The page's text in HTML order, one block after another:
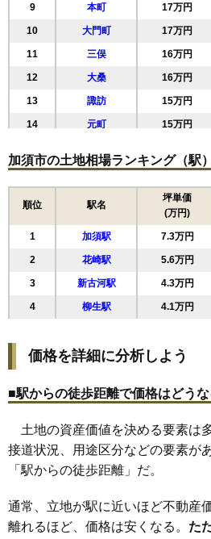
9 本町 17万円
10 大門町 17万円
11 三俣 16万円
12 大桑 16万円
13 諏訪 15万円
14 元町 15万円
16 根古屋 12万円
11万円
11万円
19 陽光台 10万円
20 外川 9.7万円
21 騎西 9.5万円
22 不動岡 9.4万円
24 川口 8.1万円
26 愛宕 7.5万円
27 向古河 7.1万円
28 南篠崎 7.0万円
29 下高柳
30 北小浜 6.6万円
31 琴寄 6.5万円
加須市の土地相場ランキング（駅）
順位 駅名
坪単価
(万円)
1 加須駅 7.3万円
2 花崎駅 5.6万円
3 新古河駅 4.3万円
4 柳生駅 4.1万円
価格を詳細に分析しよう
■駅からの徒歩距離で価格はどうな
土地の資産価値を決める要素は
接道状況、用途区分などの要素が
「駅からの徒歩距離」だ。
通常、立地が駅に近いほど不動産
離れるほど、価格は安くなる。 た